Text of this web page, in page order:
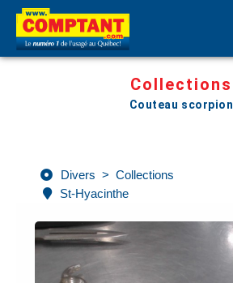
Collections
Couteau scorpion
Divers > Collections
St-Hyacinthe